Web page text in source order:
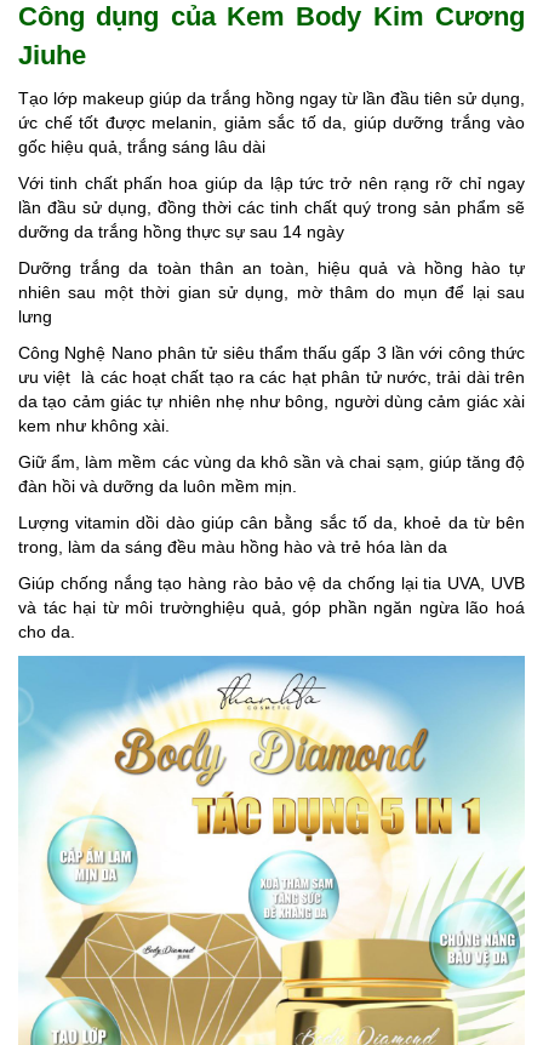
Công dụng của Kem Body Kim Cương
Jiuhe
Tạo lớp makeup giúp da trắng hồng ngay từ lần đầu tiên sử dụng,
ức chế tốt được melanin, giảm sắc tố da, giúp dưỡng trắng vào
gốc hiệu quả, trắng sáng lâu dài
Với tinh chất phấn hoa giúp da lập tức trở nên rạng rỡ chỉ ngay
lần đầu sử dụng, đồng thời các tinh chất quý trong sản phẩm sẽ
dưỡng da trắng hồng thực sự sau 14 ngày
Dưỡng trắng da toàn thân an toàn, hiệu quả và hồng hào tự
nhiên sau một thời gian sử dụng, mờ thâm do mụn để lại sau
lưng
Công Nghệ Nano phân tử siêu thẩm thấu gấp 3 lần với công thức
ưu việt là các hoạt chất tạo ra các hạt phân tử nước, trải dài trên
da tạo cảm giác tự nhiên nhẹ như bông, người dùng cảm giác xài
kem như không xài.
Giữ ẩm, làm mềm các vùng da khô sần và chai sạm, giúp tăng độ
đàn hồi và dưỡng da luôn mềm mịn.
Lượng vitamin dồi dào giúp cân bằng sắc tố da, khoẻ da từ bên
trong, làm da sáng đều màu hồng hào và trẻ hóa làn da
Giúp chống nắng tạo hàng rào bảo vệ da chống lại tia UVA, UVB
và tác hại từ môi trườnghiệu quả, góp phần ngăn ngừa lão hoá
cho da.